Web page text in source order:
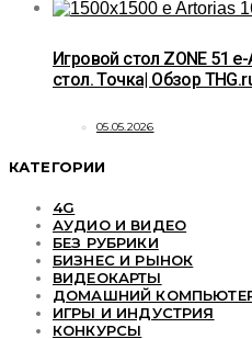
Игровой стол ZONE 51
стол. Точка| Обзор
05.05.2026
КАТЕГОРИИ
4G
АУДИО И ВИДЕО
БЕЗ РУБРИКИ
БИЗНЕС И РЫНОК
ВИДЕОКАРТЫ
ДОМАШНИЙ
ИГРЫ И ИНДУСТРИЯ
КОНКУРСЫ